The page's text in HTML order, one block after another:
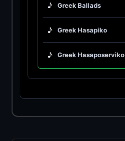
♪ Greek Ballads
♪ Greek Hasapiko
♪ Greek Hasaposerviko
♪ Greek Kamilieriko